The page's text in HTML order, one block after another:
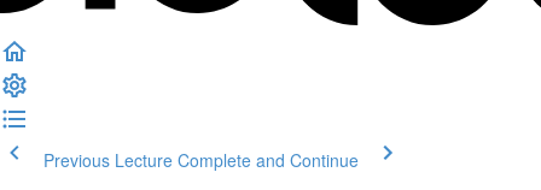
Previous Lecture Complete and Continue